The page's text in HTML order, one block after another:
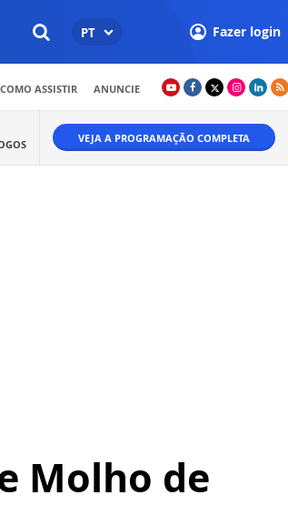
PT Fazer login
COMO ASSISTIR ANUNCIE
VEJA A PROGRAMAÇÃO COMPLETA
Molho de